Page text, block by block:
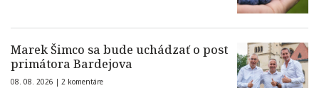
Marek Šimco sa bude uchádzať o post
primátora Bardejova
08. 08. 2026 | 2 komentáre